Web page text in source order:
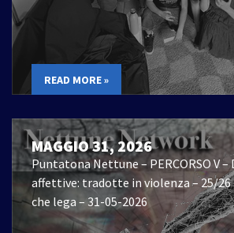
READ MORE »
MAGGIO 31, 2026
Puntatona Nettune – PERCORSO V
affettive: tradotte in violenza – 25/
che lega – 31-05-2026